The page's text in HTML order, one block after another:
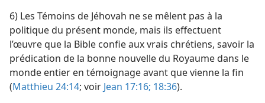
6) Les Témoins de Jéhovah ne se mêlent pas à la
politique du présent monde, mais ils effectuent
l’œuvre que la Bible confie aux vrais chrétiens, savoir la
prédication de la bonne nouvelle du Royaume dans le
monde entier en témoignage avant que vienne la fin
(Matthieu 24:14; voir Jean 17:16; 18:36).